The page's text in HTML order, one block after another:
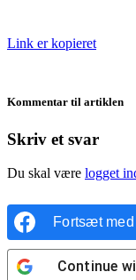
Link er kopieret
Kommentar til artiklen
Skriv et svar
Du skal være logget
Fortsæt med
Continue